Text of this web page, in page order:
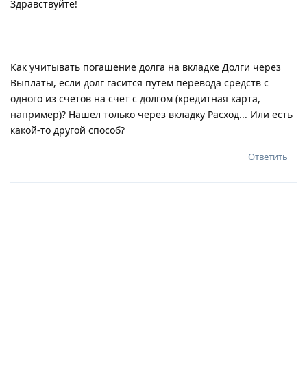
Здравствуйте!
Как учитывать погашение долга на вкладке Долги через
Выплаты, если долг гасится путем перевода средств с
одного из счетов на счет с долгом (кредитная карта,
например)? Нашел только через вкладку Расход... Или есть
какой-то другой способ?
Ответить